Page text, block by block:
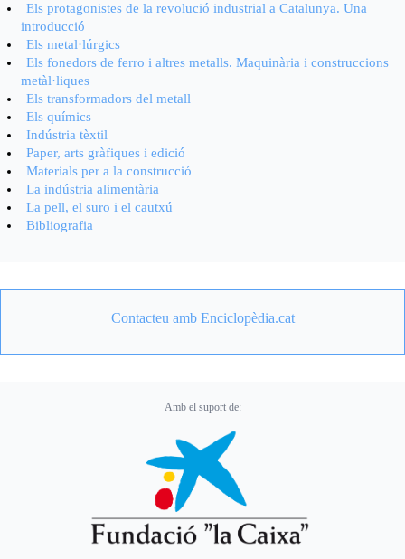
Els protagonistes de la revolució industrial a Catalunya. Una
introducció
Els metal·lúrgics
Els fonedors de ferro i altres metalls. Maquinària i construccions
metàl·liques
Els transformadors del metall
Els químics
Indústria tèxtil
Paper, arts gràfiques i edició
Materials per a la construcció
La indústria alimentària
La pell, el suro i el cautxú
Bibliografia
Contacteu amb Enciclopèdia.cat
Amb el suport de: